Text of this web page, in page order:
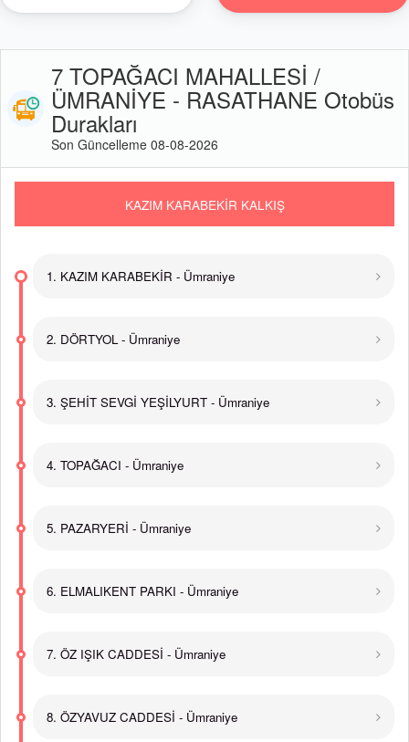
7 TOPAĞACI MAHALLESİ /
ÜMRANİYE - RASATHANE Otobüs
Durakları
Son Güncelleme 08-08-2026
KAZIM KARABEKİR KALKIŞ
1. KAZIM KARABEKİR - Ümraniye
2. DÖRTYOL - Ümraniye
3. ŞEHİT SEVGİ YEŞİLYURT - Ümraniye
4. TOPAĞACI - Ümraniye
5. PAZARYERİ - Ümraniye
6. ELMALIKENT PARKI - Ümraniye
7. ÖZ IŞIK CADDESİ - Ümraniye
8. ÖZYAVUZ CADDESİ - Ümraniye